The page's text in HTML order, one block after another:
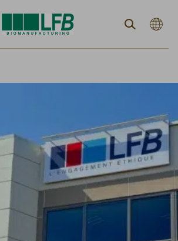
Search
Langue
actuelle
:
Le groupe LFB